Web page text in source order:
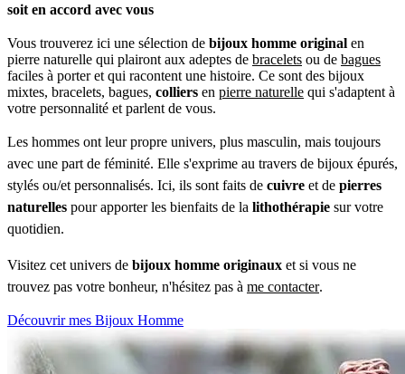
soit en accord avec vous
Vous trouverez ici une sélection de bijoux homme original en
pierre naturelle qui plairont aux adeptes de bracelets ou de bagues
faciles à porter et qui racontent une histoire. Ce sont des bijoux
mixtes, bracelets, bagues, colliers en pierre naturelle qui s'adaptent à
votre personnalité et parlent de vous.
Les hommes ont leur propre univers, plus masculin, mais toujours
avec une part de féminité. Elle s'exprime au travers de bijoux épurés,
stylés ou/et personnalisés. Ici, ils sont faits de cuivre et de pierres
naturelles pour apporter les bienfaits de la lithothérapie sur votre
quotidien.
Visitez cet univers de bijoux homme originaux et si vous ne
trouvez pas votre bonheur, n'hésitez pas à me contacter.
Découvrir mes Bijoux Homme